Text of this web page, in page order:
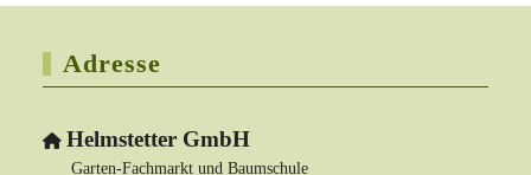
Adresse
Helmstetter GmbH
Garten-Fachmarkt und Baumschule